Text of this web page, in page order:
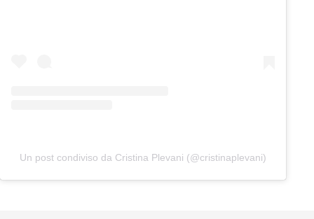
Un post condiviso da Cristina Plevani (@cristinaplevani)